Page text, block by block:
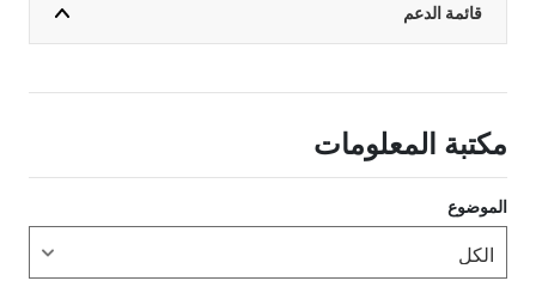
قائمة الدعم
مكتبة المعلومات
الموضوع